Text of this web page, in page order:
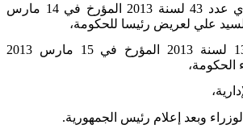
وعلى القرار الجمهوري عدد 43 لسنة 2013 المؤرخ في 14 مارس
وعلى الأمر عدد 1372 لسنة 2013 المؤرخ في 15 مارس 2013
الحكومة،
وبعد إعلام رئيس الجمهورية.